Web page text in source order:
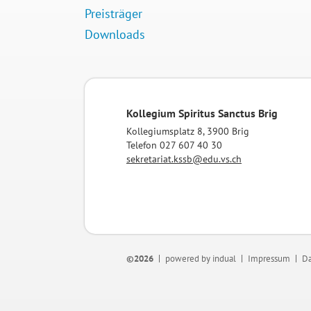
Preisträger
Downloads
Kollegium Spiritus Sanctus Brig
Kollegiumsplatz 8, 3900 Brig
Telefon 027 607 40 30
sekretariat.kssb@edu.vs.ch
©2026 powered by indual Impressum